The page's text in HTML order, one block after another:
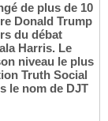
de plus de 10
Donald Trump
du débat
Harris. Le
niveau le plus
Truth Social
le nom de DJT